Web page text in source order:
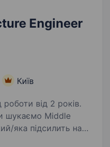
Engineer
Київ
роботи від 2 років.
шукаємо Middle
яка підсилить наш